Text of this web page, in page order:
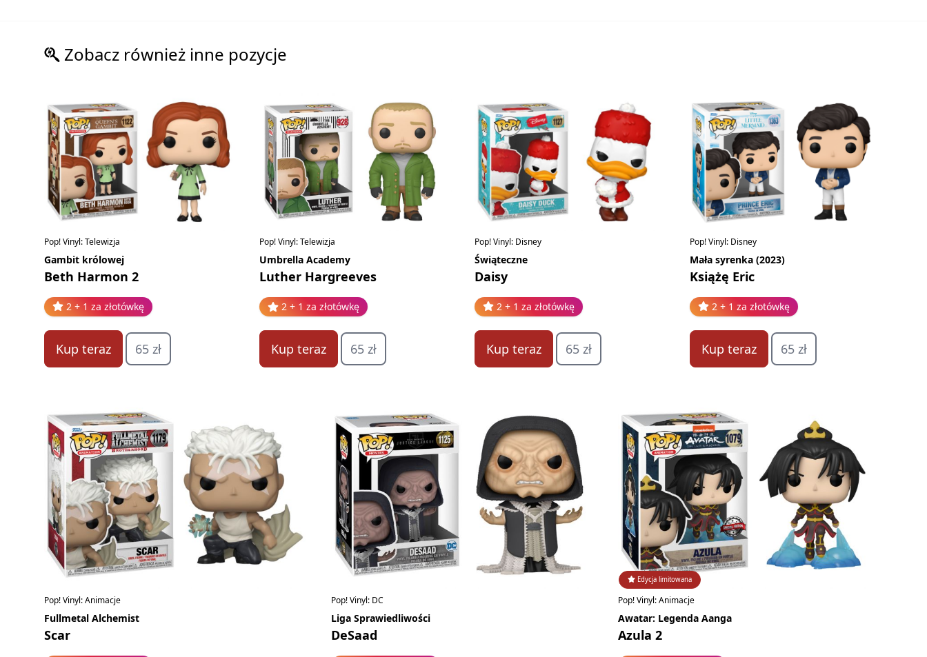
Zobacz również inne pozycje
Pop! Vinyl: Telewizja
Gambit królowej
Beth Harmon 2
2 + 1 za złotówkę
Kup teraz 65 zł
Pop! Vinyl: Telewizja
Umbrella Academy
Luther Hargreeves
2 + 1 za złotówkę
Kup teraz 65 zł
Pop! Vinyl: Disney
Świąteczne
Daisy
2 + 1 za złotówkę
Kup teraz 65 zł
Pop! Vinyl: Disney
Mała syrenka (2023)
Książę Eric
2 + 1 za złotówkę
Kup teraz 65 zł
Pop! Vinyl: Animacje
Fullmetal Alchemist
Scar
Pop! Vinyl: DC
Liga Sprawiedliwości
DeSaad
Edycja limitowana
Pop! Vinyl: Animacje
Awatar: Legenda Aanga
Azula 2